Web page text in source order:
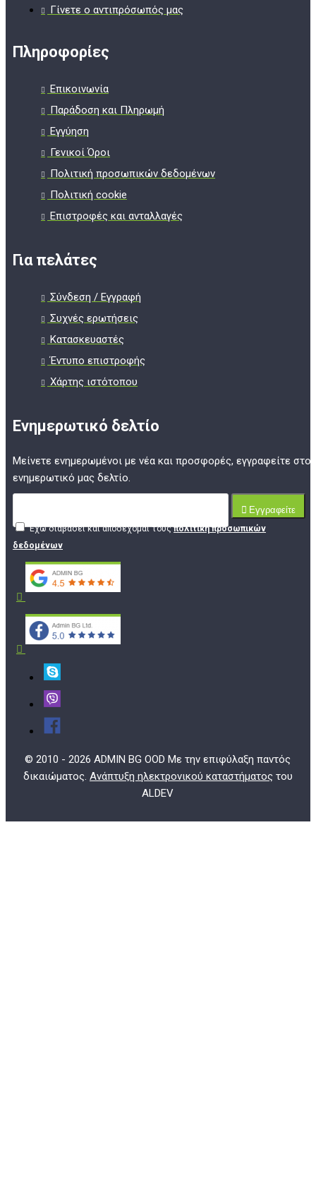
Γίνετε ο αντιπρόσωπός μας
Πληροφορίες
Επικοινωνία
Παράδοση και Πληρωμή
Εγγύηση
Γενικοί Όροι
Πολιτική προσωπικών δεδομένων
Πολιτική cookie
Επιστροφές και ανταλλαγές
Για πελάτες
Σύνδεση / Εγγραφή
Συχνές ερωτήσεις
Κατασκευαστές
Έντυπο επιστροφής
Χάρτης ιστότοπου
Ενημερωτικό δελτίο
Μείνετε ενημερωμένοι με νέα και προσφορές, εγγραφείτε στο
ενημερωτικό μας δελτίο.
Εγγραφείτε
Έχω διαβάσει και αποδέχομαι τουςπολιτική προσωπικών
δεδομένων
© 2010 - 2026 ADMIN BG OOD Με την επιφύλαξη παντός
δικαιώματος. Ανάπτυξη ηλεκτρονικού καταστήματοςτου
ALDEV